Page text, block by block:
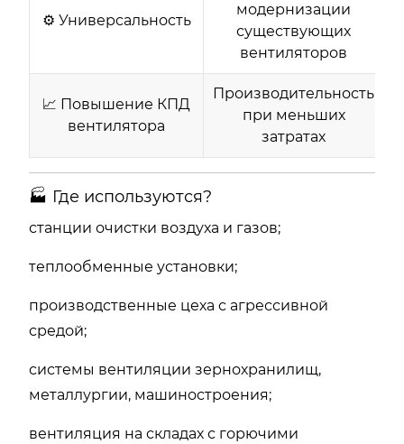
⚙️ Универсальность
модернизации
существующих
вентиляторов
📈 Повышение КПД
вентилятора
Производительность
при меньших
затратах
🏭 Где используются?
станции очистки воздуха и газов;
теплообменные установки;
производственные цеха с агрессивной
средой;
системы вентиляции зернохранилищ,
металлургии, машиностроения;
вентиляция на складах с горючими